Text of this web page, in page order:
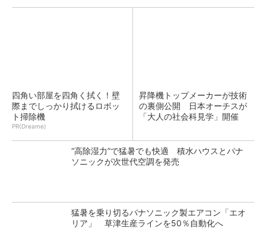
四角い部屋を四角く拭く！壁
際までしっかり拭けるロボッ
ト掃除機
PR(Dreame)
昇降機トップメーカーが技術
の裏側公開 日本オーチスが
「大人の社会科見学」開催
“高除湿力”で猛暑でも快適 積水ハウスとパナ
ソニックが次世代空調を発売
猛暑を乗り切るパナソニック製エアコン「エオ
リア」 草津生産ラインを50％自動化へ